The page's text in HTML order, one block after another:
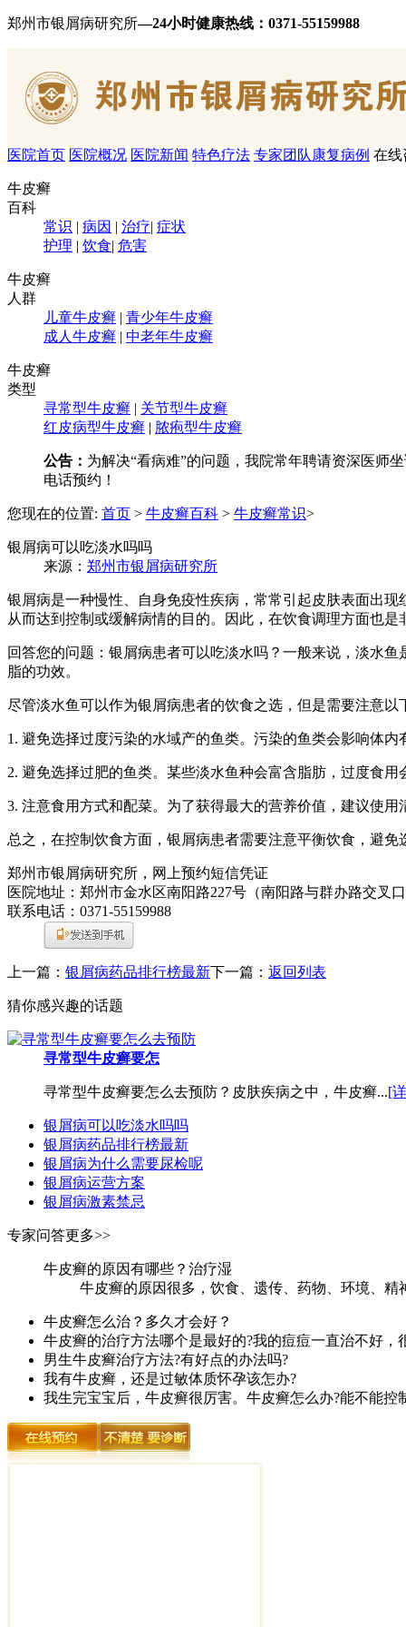
郑州市银屑病研究所—24小时健康热线： 0371-55159988
医院首页 医院概况 医院新闻 特色疗法 专家团队 康复病例 在线
牛皮癣
百科
常识 | 病因 | 治疗| 症状
护理 | 饮食| 危害
牛皮癣
人群
儿童牛皮癣 | 青少年牛皮癣
成人牛皮癣 | 中老年牛皮癣
牛皮癣
类型
寻常型牛皮癣 | 关节型牛皮癣
红皮病型牛皮癣 | 脓疱型牛皮癣
公告： 为解决“看病难”的问题，我院常年聘请资深医师
电话预约！
您现在的位置: 首页 > 牛皮癣百科 > 牛皮癣常识>
银屑病可以吃淡水吗吗
来源： 郑州市银屑病研究所
银屑病是一种慢性、自身免疫性疾病，常常引起皮肤表面出
从而达到控制或缓解病情的目的。因此，在饮食调理方面也是
回答您的问题：银屑病患者可以吃淡水吗？一般来说，淡水
脂的功效。
尽管淡水鱼可以作为银屑病患者的饮食之选，但是需要注意以
1. 避免选择过度污染的水域产的鱼类。污染的鱼类会影响体内
2. 避免选择过肥的鱼类。某些淡水鱼种会富含脂肪，过度食
3. 注意食用方式和配菜。为了获得最大的营养价值，建议使
总之，在控制饮食方面，银屑病患者需要注意平衡饮食，避
郑州市银屑病研究所，网上预约短信凭证
医院地址：郑州市金水区南阳路227号（南阳路与群办路交叉
联系电话：0371-55159988
上一篇： 银屑病药品排行榜最新下一篇： 返回列表
猜你感兴趣的话题
寻常型牛皮癣要怎
寻常型牛皮癣要怎么去预防？皮肤疾病之中，牛皮癣...[
银屑病可以吃淡水吗吗
银屑病药品排行榜最新
银屑病为什么需要尿检呢
银屑病运营方案
银屑病激素禁忌
专家问答更多>>
牛皮癣的原因有哪些？治疗湿
牛皮癣的原因很多，饮食、遗传、药物、环境、
牛皮癣怎么治？多久才会好？
牛皮癣的治疗方法哪个是最好的?我的痘痘一直治不好，
男生牛皮癣治疗方法?有好点的办法吗?
我有牛皮癣，还是过敏体质怀孕该怎办?
我生完宝宝后，牛皮癣很厉害。牛皮癣怎么办?能不能控